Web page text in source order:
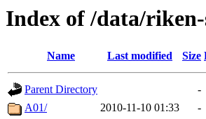
Index of /data/
Name Last modified Size
Parent Directory
-
A01/
2010-11-10 01:33
-